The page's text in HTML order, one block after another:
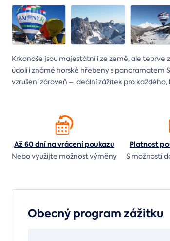
Krkonoše jsou majestátní i ze země, ale teprve
údolí i známé horské hřebeny s panoramatem
vzrušení zároveň – ideální zážitek pro
Až 60 dní na vrácenípoukazu
Nebo využijte možnost výměny
Platnost
S možností
Obecný program zážitku